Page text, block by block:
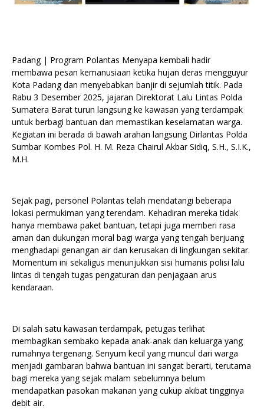
Padang | Program Polantas Menyapa kembali hadir
membawa pesan kemanusiaan ketika hujan deras mengguyur
Kota Padang dan menyebabkan banjir di sejumlah titik. Pada
Rabu 3 Desember 2025, jajaran Direktorat Lalu Lintas Polda
Sumatera Barat turun langsung ke kawasan yang terdampak
untuk berbagi bantuan dan memastikan keselamatan warga.
Kegiatan ini berada di bawah arahan langsung Dirlantas Polda
Sumbar Kombes Pol. H. M. Reza Chairul Akbar Sidiq, S.H., S.I.K.,
M.H.
Sejak pagi, personel Polantas telah mendatangi beberapa
lokasi permukiman yang terendam. Kehadiran mereka tidak
hanya membawa paket bantuan, tetapi juga memberi rasa
aman dan dukungan moral bagi warga yang tengah berjuang
menghadapi genangan air dan kerusakan di lingkungan sekitar.
Momentum ini sekaligus menunjukkan sisi humanis polisi lalu
lintas di tengah tugas pengaturan dan penjagaan arus
kendaraan.
Di salah satu kawasan terdampak, petugas terlihat
membagikan sembako kepada anak-anak dan keluarga yang
rumahnya tergenang. Senyum kecil yang muncul dari warga
menjadi gambaran bahwa bantuan ini sangat berarti, terutama
bagi mereka yang sejak malam sebelumnya belum
mendapatkan pasokan makanan yang cukup akibat tingginya
debit air.